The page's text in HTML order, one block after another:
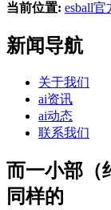
当前位置: esball
新闻导航
关于我们
ai资讯
ai动态
联系我们
而一小部（
同样的